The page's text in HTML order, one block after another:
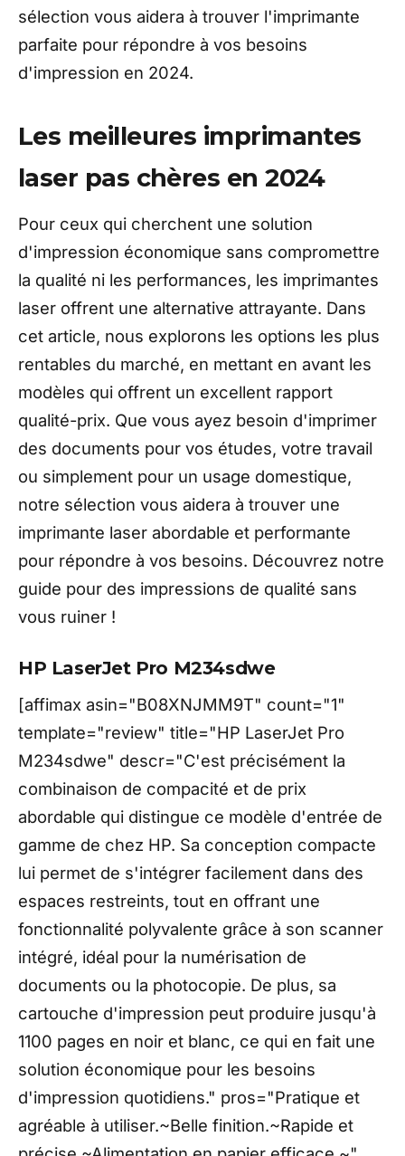
sélection vous aidera à trouver l'imprimante
parfaite pour répondre à vos besoins
d'impression en 2024.
Les meilleures imprimantes
laser pas chères en 2024
Pour ceux qui cherchent une solution
d'impression économique sans compromettre
la qualité ni les performances, les imprimantes
laser offrent une alternative attrayante. Dans
cet article, nous explorons les options les plus
rentables du marché, en mettant en avant les
modèles qui offrent un excellent rapport
qualité-prix. Que vous ayez besoin d'imprimer
des documents pour vos études, votre travail
ou simplement pour un usage domestique,
notre sélection vous aidera à trouver une
imprimante laser abordable et performante
pour répondre à vos besoins. Découvrez notre
guide pour des impressions de qualité sans
vous ruiner !
HP LaserJet Pro M234sdwe
[affimax asin="B08XNJMM9T" count="1"
template="review" title="HP LaserJet Pro
M234sdwe" descr="C'est précisément la
combinaison de compacité et de prix
abordable qui distingue ce modèle d'entrée de
gamme de chez HP. Sa conception compacte
lui permet de s'intégrer facilement dans des
espaces restreints, tout en offrant une
fonctionnalité polyvalente grâce à son scanner
intégré, idéal pour la numérisation de
documents ou la photocopie. De plus, sa
cartouche d'impression peut produire jusqu'à
1100 pages en noir et blanc, ce qui en fait une
solution économique pour les besoins
d'impression quotidiens." pros="Pratique et
agréable à utiliser.~Belle finition.~Rapide et